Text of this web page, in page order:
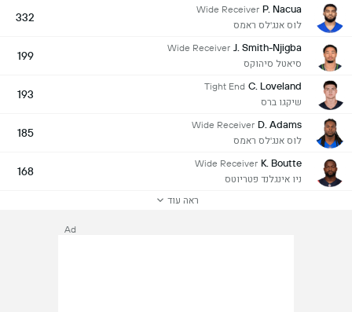
P. Nacua
Wide Receiver
לוס אנג'לס ראמס
332
J. Smith-Njigba
Wide Receiver
סיאטל סיהוקס
199
C. Loveland
Tight End
שיקגו ברס
193
D. Adams
Wide Receiver
לוס אנג'לס ראמס
185
K. Boutte
Wide Receiver
ניו אינגלנד פטריוטס
168
ראה עוד
Ad